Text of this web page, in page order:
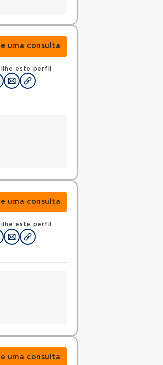
uma consulta
este perfil
uma consulta
este perfil
uma consulta